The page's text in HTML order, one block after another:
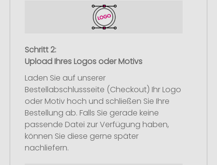
Schritt 2:
Upload Ihres Logos oder Motivs
Laden Sie auf unserer
Bestellabschlussseite (Checkout) Ihr Logo
oder Motiv hoch und schließen Sie Ihre
Bestellung ab. Falls Sie gerade keine
passende Datei zur Verfügung haben,
können Sie diese gerne später
nachliefern.